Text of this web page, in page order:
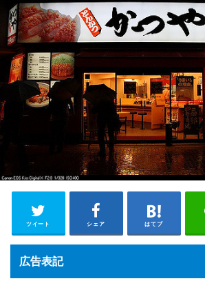
ツイート シェア はてブ
広告表記